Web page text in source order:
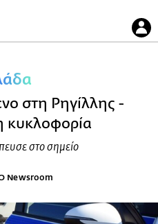
στη Ρηγίλλης -
κυκλοφορία
στο σημείο
Newsroom